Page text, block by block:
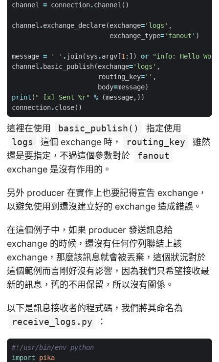
channel
= connection.channel ()
channel .exchange_declare(exchange='logs' ,
exchange_type='fanout' )
message = ' ' . join(sys .argv [1 :]) or
"info: Hello
channel . basic_publish(exchange='logs' ,
routing_key='' ,
body=message)
print ( " [x] Sent %r" % (message,))
connection.close()
這裡在使用 basic_publish()
指定使用
logs
這個 exchange 時， routing_key
雖然
還是要指定，不過這個參數對於
fanout
exchange 是沒有作用的。
另外 producer 在實作上也要記得宣告 exchange，
以避免使用到還沒建立好的 exchange 造成錯誤。
在這個例子中，如果 producer 發送訊息給
exchange 的時候，還沒有任何佇列聯結上該
exchange，那麼該訊息就會被丟棄，這個狀況對於
這個範例而言剛好沒有影響，因為我們只希望接收最
新的訊息，舊的不用保留，所以沒有關係。
以下是訊息接收者的程式碼，我們將其命名為
receive_logs.py
：
#!/usr/bin/env python
import
pika